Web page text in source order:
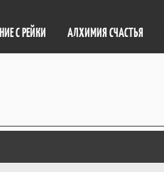
С РЕЙКИ АЛХИМИЯ СЧАСТЬЯ